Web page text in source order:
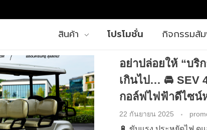
สินค้า โปรโมชั่น กิจกรรมสั
อย่าปล่อยให้ “บริ
เกินไป… 🚘 SEV
กอล์ฟไฟฟ้าดีไซน์
22 กันยายน 2025